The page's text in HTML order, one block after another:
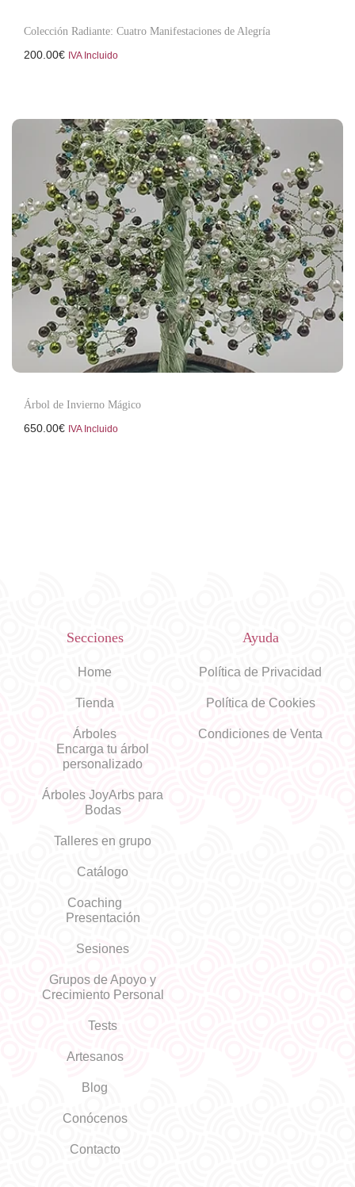
Colección Radiante: Cuatro Manifestaciones de Alegría
200.00€ IVA Incluido
Árbol de Invierno Mágico
650.00€ IVA Incluido
Secciones
Home
Tienda
Árboles
Encarga tu árbol
personalizado
Árboles JoyArbs para
Bodas
Talleres en grupo
Catálogo
Coaching
Presentación
Sesiones
Grupos de Apoyo y
Crecimiento Personal
Tests
Artesanos
Blog
Conócenos
Contacto
Ayuda
Política de Privacidad
Política de Cookies
Condiciones de Venta